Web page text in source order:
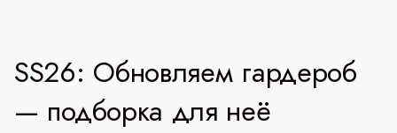
SS26: Обновляем гардероб
— подборка для неё